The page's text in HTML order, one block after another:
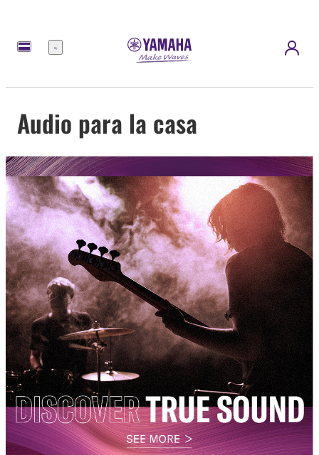
Menú
Audio para la casa